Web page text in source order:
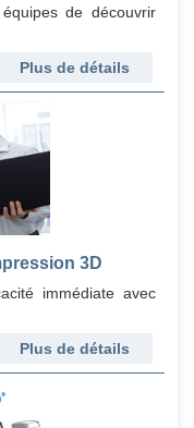
de découvrir
Plus de détails
3D
immédiate avec
Plus de détails